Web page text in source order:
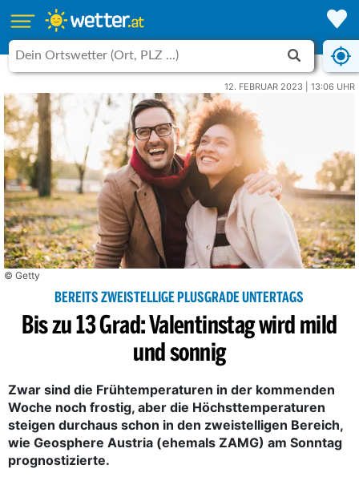
12. FEBRUAR 2023 | 13:06 UHR
© Getty
BEREITS ZWEISTELLIGE PLUSGRADE UNTERTAGS
Bis zu 13 Grad: Valentinstag wird mild
und sonnig
Zwar sind die Frühtemperaturen in der kommenden
Woche noch frostig, aber die Höchsttemperaturen
steigen durchaus schon in den zweistelligen Bereich,
wie Geosphere Austria (ehemals ZAMG) am Sonntag
prognostizierte.